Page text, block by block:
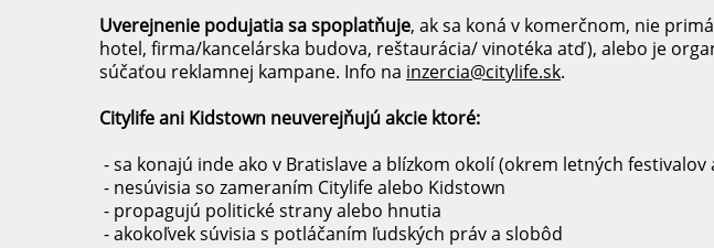
Uverejnenie podujatia sa spoplatňuje, ak sa koná v komerčnom, nie
hotel, firma/kancelárska budova, reštaurácia/ vinotéka atď), alebo je
súčaťou reklamnej kampane. Info na inzercia@citylife.sk.
Citylife ani Kidstown neuverejňujú akcie ktoré:
- sa konajú inde ako v Bratislave a blízkom okolí (okrem letných festivalov
- nesúvisia so zameraním Citylife alebo Kidstown
- propagujú politické strany alebo hnutia
- akokoľvek súvisia s potláčaním ľudských práv a slobôd